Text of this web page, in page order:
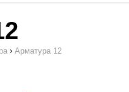
› Арматура 12